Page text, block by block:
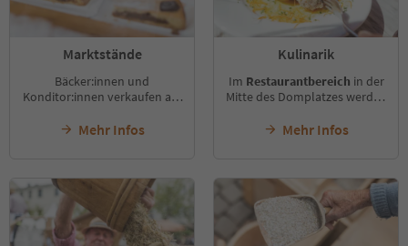
Marktstände
Bäcker:innen und
Konditor:innen verkaufen auf
Brot und Backwaren
Südtiroler Backkunst.
Mehr Infos
Kulinarik
Im Restaurantbereich in der
Mitte des Domplatzes werden
und Sitzgelegenheiten sind
Tourismusverein Brixen.
Mehr Infos